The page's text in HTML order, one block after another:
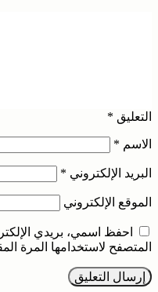
التعليق *
الاسم *
البريد الإلكتروني *
الموقع الإلكتروني
احفظ اسمي، بريدي
المتصفح لاستخدامها المرة